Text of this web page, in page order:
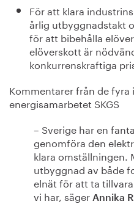
För att klara
årlig utbyggnadstakt
för att bibehålla
elöverskott är
konkurrenskraftiga
Kommentarer från de
energisamarbetet SKGS
– Sverige har en
genomföra den
klara omställningen.
utbyggnad av både
elnät för att ta
vi har, säger Annika